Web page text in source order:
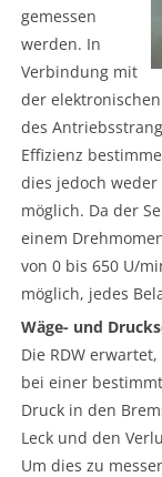
gemessen
werden. In
Verbindung mit
der
des
Effizienz
dies jedoch
möglich. Da der
einem
von 0 bis 650 U/
möglich, jedes
Wäge- und
Die RDW
bei einer
Druck in den
Leck und den
Um dies zu